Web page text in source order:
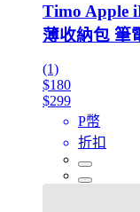
Timo Apple
薄收納包 筆
(1)
$180
$299
P幣
折扣